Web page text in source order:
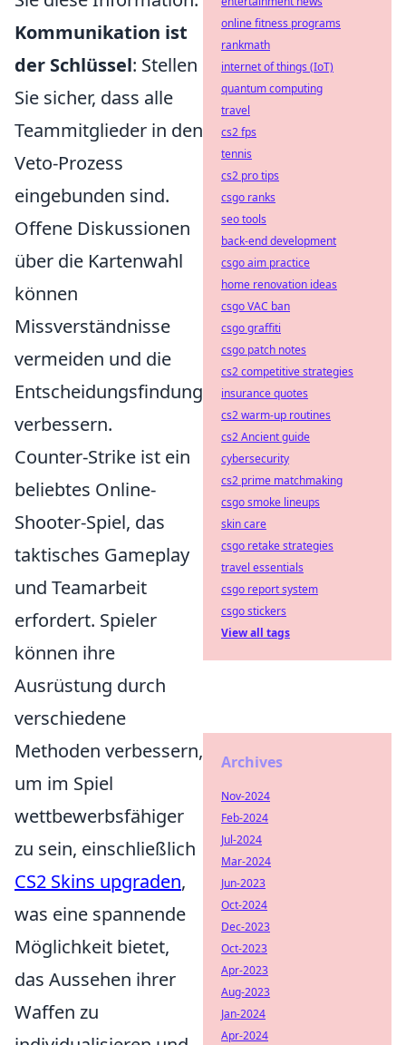
Kommunikation ist
der Schlüssel: Stellen
Sie sicher, dass alle
Teammitglieder in den
Veto-Prozess
eingebunden sind.
Offene Diskussionen
über die Kartenwahl
können
Missverständnisse
vermeiden und die
Entscheidungsfindung
verbessern.
Counter-Strike ist ein
beliebtes Online-
Shooter-Spiel, das
taktisches Gameplay
und Teamarbeit
erfordert. Spieler
können ihre
Ausrüstung durch
verschiedene
Methoden verbessern,
um im Spiel
wettbewerbsfähiger
zu sein, einschließlich
CS2 Skins upgraden,
was eine spannende
Möglichkeit bietet,
das Aussehen ihrer
Waffen zu
online fitness programs
rankmath
internet of things (IoT)
quantum computing
travel
cs2 fps
tennis
cs2 pro tips
csgo ranks
seo tools
back-end development
csgo aim practice
home renovation ideas
csgo VAC ban
csgo graffiti
csgo patch notes
cs2 competitive strategies
insurance quotes
cs2 warm-up routines
cs2 Ancient guide
cybersecurity
cs2 prime matchmaking
csgo smoke lineups
skin care
csgo retake strategies
travel essentials
csgo report system
csgo stickers
View all tags
Archives
Nov-2024
Feb-2024
Jul-2024
Mar-2024
Jun-2023
Oct-2024
Dec-2023
Oct-2023
Apr-2023
Aug-2023
Jan-2024
Apr-2024